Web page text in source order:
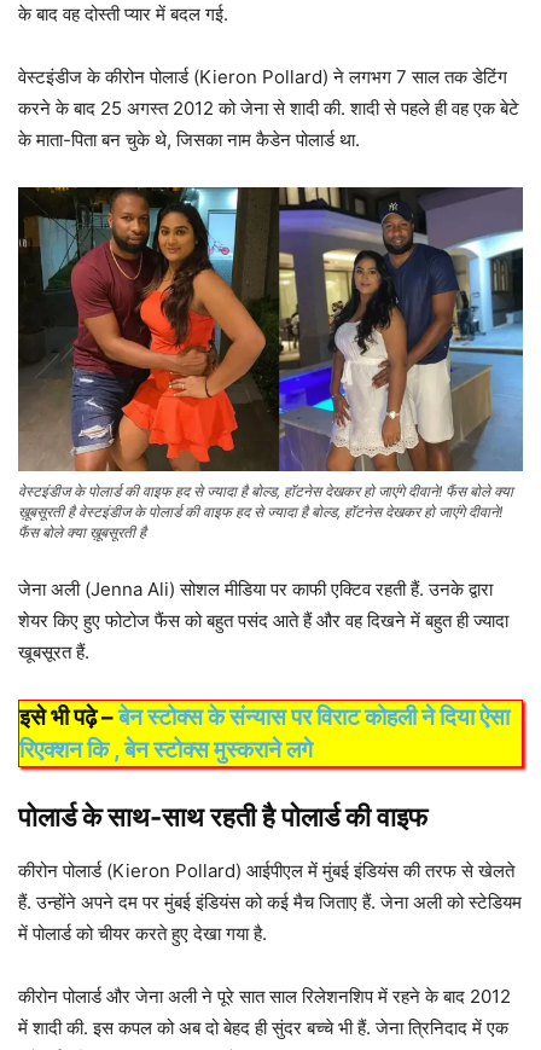
के बाद वह दोस्ती प्यार में बदल गई.
वेस्टइंडीज के कीरोन पोलार्ड (Kieron Pollard) ने लगभग 7 साल तक डेटिंग
करने के बाद 25 अगस्त 2012 को जेना से शादी की. शादी से पहले ही वह एक बेटे
के माता-पिता बन चुके थे, जिसका नाम कैडेन पोलार्ड था.
वेस्टइंडीज के पोलार्ड की वाइफ हद से ज्यादा है बोल्ड, हॉटनेस देखकर हो जाएंगे दीवाने! फैंस बोले क्या
ख़ूबसूरती है वेस्टइंडीज के पोलार्ड की वाइफ हद से ज्यादा है बोल्ड, हॉटनेस देखकर हो जाएंगे दीवाने!
फैंस बोले क्या ख़ूबसूरती है
जेना अली (Jenna Ali) सोशल मीडिया पर काफी एक्टिव रहती हैं. उनके द्वारा
शेयर किए हुए फोटोज फैंस को बहुत पसंद आते हैं और वह दिखने में बहुत ही ज्यादा
खूबसूरत हैं.
इसे भी पढ़े –बेन स्टोक्स के संन्यास पर विराट कोहली ने दिया ऐसा
रिएक्शन कि , बेन स्टोक्स मुस्कराने लगे
पोलार्ड के साथ-साथ रहती है पोलार्ड की वाइफ
कीरोन पोलार्ड (Kieron Pollard) आईपीएल में मुंबई इंडियंस की तरफ से खेलते
हैं. उन्होंने अपने दम पर मुंबई इंडियंस को कई मैच जिताए हैं. जेना अली को स्टेडियम
में पोलार्ड को चीयर करते हुए देखा गया है.
कीरोन पोलार्ड और जेना अली ने पूरे सात साल रिलेशनशिप में रहने के बाद 2012
में शादी की. इस कपल को अब दो बेहद ही सुंदर बच्चे भी हैं. जेना त्रिनिदाद में एक